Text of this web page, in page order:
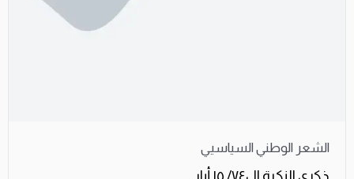
الشعر الوطني السياسيي
ذكرى النكبة ال٧٤/ ١٥ أيار